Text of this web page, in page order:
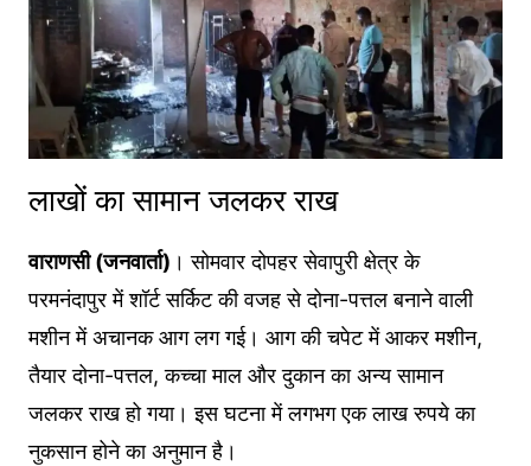
लाखों का सामान जलकर राख
वाराणसी (जनवार्ता) । सोमवार दोपहर सेवापुरी क्षेत्र के
परमनंदापुर में शॉर्ट सर्किट की वजह से दोना-पत्तल बनाने वाली
मशीन में अचानक आग लग गई। आग की चपेट में आकर मशीन,
तैयार दोना-पत्तल, कच्चा माल और दुकान का अन्य सामान
जलकर राख हो गया। इस घटना में लगभग एक लाख रुपये का
नुकसान होने का अनुमान है।